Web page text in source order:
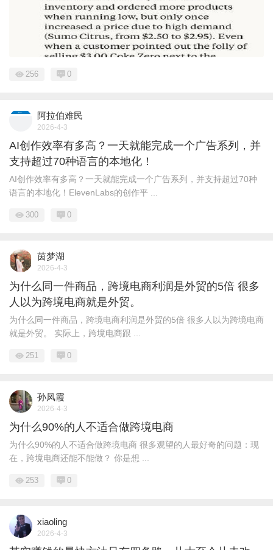
256 0
阿拉伯难民
2026-4-3
AI创作效率有多高？一天就能完成一个广告系列，并
支持超过70种语言的本地化！
AI创作效率有多高？一天就能完成一个广告系列，并支持超过70种
语言的本地化！ElevenLabs的创作平 ...
300 0
茵梦湖
2026-4-3
为什么同一件商品，跨境电商利润是外贸的5倍 很多
人以为跨境电商就是外贸。
为什么同一件商品，跨境电商利润是外贸的5倍 很多人以为跨境电商
就是外贸。 实际上，跨境电商跟 ...
251 0
孙凤霞
2026-4-3
为什么90%的人不适合做跨境电商
为什么90%的人不适合做跨境电商 很多观望的人最好奇的问题：现
在，跨境电商还能不能做？ 你是想 ...
253 0
xiaoling
2026-4-3